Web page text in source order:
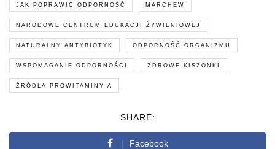
JAK POPRAWIĆ ODPORNOŚĆ MARCHEW
NARODOWE CENTRUM EDUKACJI ŻYWIENIOWEJ
NATURALNY ANTYBIOTYK ODPORNOŚĆ ORGANIZMU
WSPOMAGANIE ODPORNOŚCI ZDROWE KISZONKI
ŹRÓDŁA PROWITAMINY A
SHARE:
Facebook